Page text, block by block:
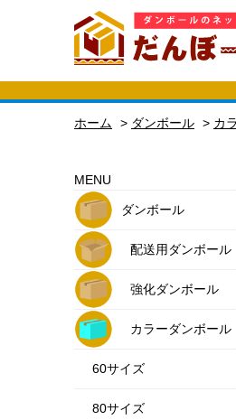
ホーム > ダンボール > カ
MENU
ダンボール
配送用ダンボール
強化ダンボール
カラーダンボール
60サイズ
80サイズ